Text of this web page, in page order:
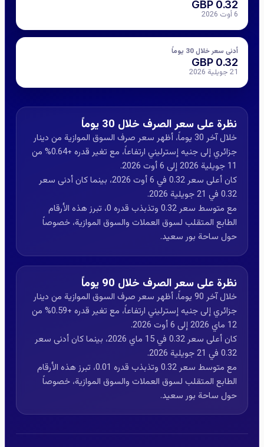
0.32 GBP
6 أوت 2026
أدنى سعر خلال 30 يوماً
0.32 GBP
21 جويلية 2026
نظرة على سعر الصرف خلال 30 يوماً
خلال آخر 30 يوماً، أظهر سعر صرف السوق الموازية من دينار
جزائري إلى جنيه إسترليني ارتفاعاً، مع تغير قدره +0.64% من
11 جويلية 2026 إلى 6 أوت 2026.
كان أعلى سعر 0.32 في 6 أوت 2026، بينما كان أدنى سعر
0.32 في 21 جويلية 2026.
مع متوسط سعر 0.32 وتذبذب قدره 0، تبرز هذه الأرقام
الطابع المتقلب لسوق العملات والسوق الموازية، خصوصاً
حول ساحة بور سعيد.
نظرة على سعر الصرف خلال 90 يوماً
خلال آخر 90 يوماً، أظهر سعر صرف السوق الموازية من دينار
جزائري إلى جنيه إسترليني ارتفاعاً، مع تغير قدره +0.59% من
12 ماي 2026 إلى 6 أوت 2026.
كان أعلى سعر 0.32 في 15 ماي 2026، بينما كان أدنى سعر
0.32 في 21 جويلية 2026.
مع متوسط سعر 0.32 وتذبذب قدره 0.01، تبرز هذه الأرقام
الطابع المتقلب لسوق العملات والسوق الموازية، خصوصاً
حول ساحة بور سعيد.